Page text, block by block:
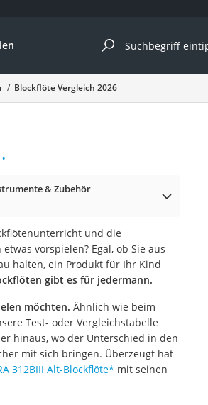
Vergleiche nach Kategorie
Herren
Rollen
Blockflöte Vergleich 2026
& Zubehör
und die
vorspielen? Egal, ob Sie aus
halten, ein Produkt für Ihr Kind
gibt es für jedermann.
möchten. Ähnlich wie beim
Test- oder Vergleichstabelle
hinaus, wo der Unterschied in den
mit sich bringen. Überzeugt hat
312BIII Alt-Blockflöte* mit seinen